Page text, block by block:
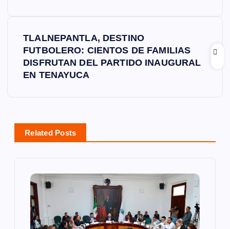
ó
TLALNEPANTLA, DESTINO
FUTBOLERO: CIENTOS DE FAMILIAS
DISFRUTAN DEL PARTIDO INAUGURAL
EN TENAYUCA
Related Posts